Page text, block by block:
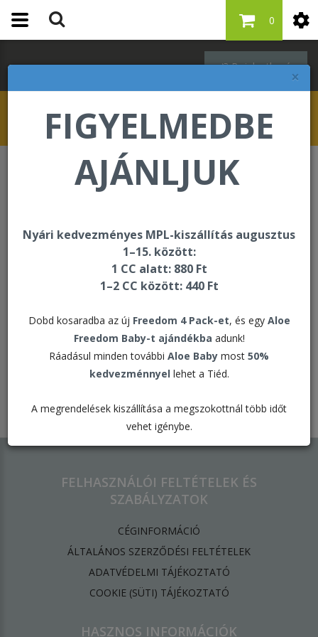
×
FIGYELMEDBE
AJÁNLJUK
Nyári kedvezményes MPL-kiszállítás augusztus
1–15. között:
1 CC alatt: 880 Ft
1–2 CC között: 440 Ft
Dobd kosaradba az új Freedom 4 Pack-et, és egy Aloe
Freedom Baby-t ajándékba adunk!
Ráadásul minden további Aloe Baby most 50%
kedvezménnyel lehet a Tiéd.
A megrendelések kiszállítása a megszokottnál több időt
vehet igénybe.
Bejelentkezés
0
A kért oldal nem található
Elfogadott kártyák:
FELHASZNÁLÓI FELTÉTELEK ÉS
SZABÁLYZATOK
CÉGINFORMÁCIÓ
ÁLTALÁNOS SZERZŐDÉSI FELTÉTELEK
ADATVÉDELMI TÁJÉKOZTATÓ
​COOKIE (SÜTI) TÁJÉKOZTATÓ
HASZNOS INFORMÁCIÓK